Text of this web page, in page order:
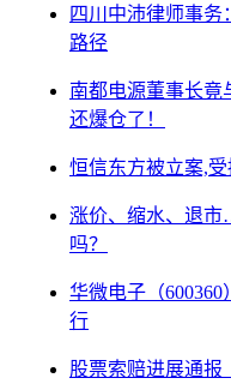
四川中沛律师事务
路径
南都电源董事长竟
还爆仓了！
恒信东方被立案,
涨价、缩水、退
吗？
华微电子（
行
股票索赔进展通报